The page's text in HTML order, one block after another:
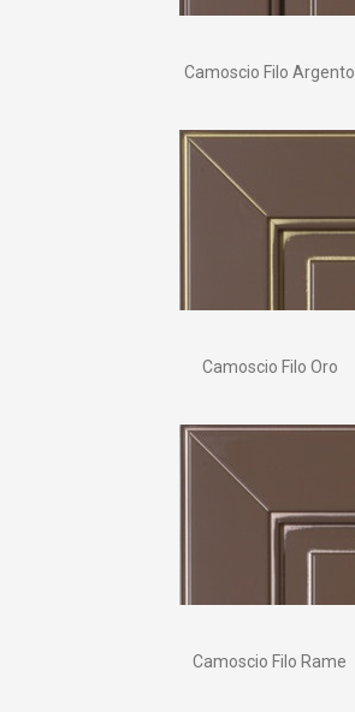
Camoscio Filo Argento
Camoscio Filo Oro
Camoscio Filo Rame